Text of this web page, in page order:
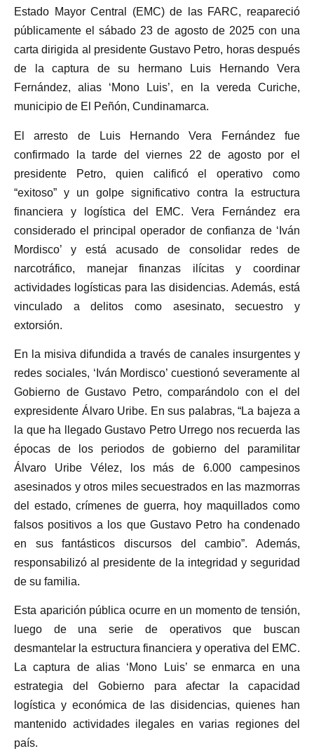
Estado Mayor Central (EMC) de las FARC, reapareció
públicamente el sábado 23 de agosto de 2025 con una
carta dirigida al presidente Gustavo Petro, horas después
de la captura de su hermano Luis Hernando Vera
Fernández, alias ‘Mono Luis’, en la vereda Curiche,
municipio de El Peñón, Cundinamarca.
El arresto de Luis Hernando Vera Fernández fue
confirmado la tarde del viernes 22 de agosto por el
presidente Petro, quien calificó el operativo como
“exitoso” y un golpe significativo contra la estructura
financiera y logística del EMC. Vera Fernández era
considerado el principal operador de confianza de ‘Iván
Mordisco’ y está acusado de consolidar redes de
narcotráfico, manejar finanzas ilícitas y coordinar
actividades logísticas para las disidencias. Además, está
vinculado a delitos como asesinato, secuestro y
extorsión.
En la misiva difundida a través de canales insurgentes y
redes sociales, ‘Iván Mordisco’ cuestionó severamente al
Gobierno de Gustavo Petro, comparándolo con el del
expresidente Álvaro Uribe. En sus palabras, “La bajeza a
la que ha llegado Gustavo Petro Urrego nos recuerda las
épocas de los periodos de gobierno del paramilitar
Álvaro Uribe Vélez, los más de 6.000 campesinos
asesinados y otros miles secuestrados en las mazmorras
del estado, crímenes de guerra, hoy maquillados como
falsos positivos a los que Gustavo Petro ha condenado
en sus fantásticos discursos del cambio”. Además,
responsabilizó al presidente de la integridad y seguridad
de su familia.
Esta aparición pública ocurre en un momento de tensión,
luego de una serie de operativos que buscan
desmantelar la estructura financiera y operativa del EMC.
La captura de alias ‘Mono Luis’ se enmarca en una
estrategia del Gobierno para afectar la capacidad
logística y económica de las disidencias, quienes han
mantenido actividades ilegales en varias regiones del
país.